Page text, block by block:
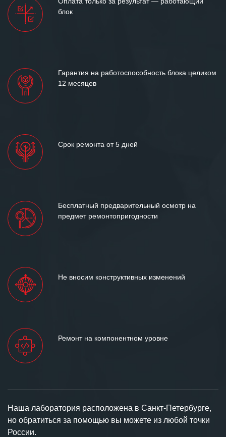
между нашими компаниями открытые
блок
Гарантия на работоспособность блока целиком
12 месяцев
Срок ремонта от 5 дней
Бесплатный предварительный осмотр на
предмет ремонтопригодности
Не вносим конструктивных изменений
Ремонт на компонентном уровне
Наша лаборатория расположена в Санкт-Петербурге,
но обратиться за помощью вы можете из любой точки
России.